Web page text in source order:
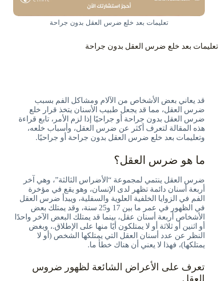
تعليمات بعد خلع ضرس العقل بدون جراحة
تعليمات بعد خلع ضرس العقل بدون جراحة
قد يعاني بعض الأشخاص من الآلام ومشاكل الفم بسبب
ضرس العقل، مما قد يجعل طبيب الأسنان يتخذ قرار خلع
ضرس العقل بدون جراحة أو جراحيًا إذا لزم الأمر، تابع قراءة
هذه المقالة لتعرف أكثر عن ضرس العقل، وأسباب خلعه،
وتعليمات بعد خلع ضرس العقل بدون جراحة أو جراحيًا.
ما هو ضرس العقل؟
ضرس العقل ينتمي لمجموعة “الأضراس الثالثة”، وهي آخر
أربعة أسنان دائمة تظهر لدى الإنسان، وهو يقع في مؤخرة
الفم في الزوايا الخلفية العلوية والسفلية، ويبدأ ضرس العقل
في الظهور في عمر ما بين 17 و25 سنة، وقد يمتلك بعض
الأشخاص أربعة أسنان عقل، بينما قد يمتلك البعض الآخر واحدًا
أو اثنين أو ثلاثة أو لا يمتلكون أيًا منها على الإطلاق.، وبغض
النظر عن عدد أسنان العقل التي يمتلكها الشخص (أو لا
يمتلكها)، فهذا لا يعني أن هناك خطأ ما.
تعرف على الأعراض الشائعة لظهور ضروس
العقل